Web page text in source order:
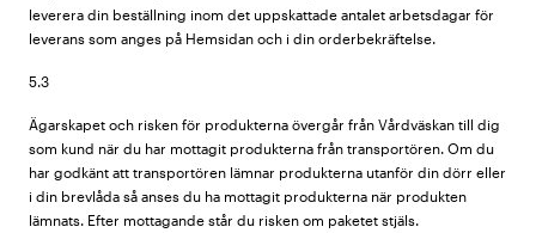
leverera din beställning inom det uppskattade antalet arbetsdagar för
leverans som anges på Hemsidan och i din orderbekräftelse.
5.3
Ägarskapet och risken för produkterna övergår från Vårdväskan till dig
som kund när du har mottagit produkterna från transportören. Om du
har godkänt att transportören lämnar produkterna utanför din dörr eller
i din brevlåda så anses du ha mottagit produkterna när produkten
lämnats. Efter mottagande står du risken om paketet stjäls.